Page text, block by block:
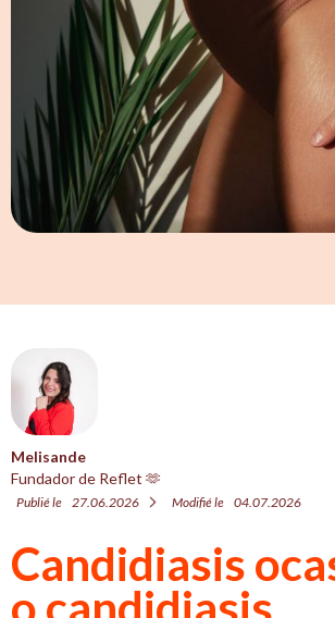
Melisande
Fundador de Reflet 🫶
Publié le 27.06.2026 Modifié le 04.07.2026
Candidiasis
o candidiasis